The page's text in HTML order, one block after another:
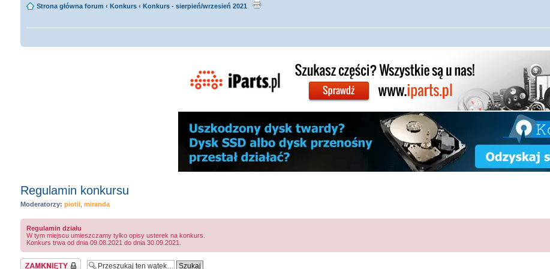
Strona główna forum ‹ Konkurs ‹ Konkurs - sierpień/wrzesień 2021
Regulamin konkursu
Moderatorzy: piotii, miranda
Regulamin działu
W tym miejscu umieszczamy tylko opisy usterek na konkurs.
Konkurs trwa od dnia 09.08.2021 do dnia 30.09.2021.
Zablokowany